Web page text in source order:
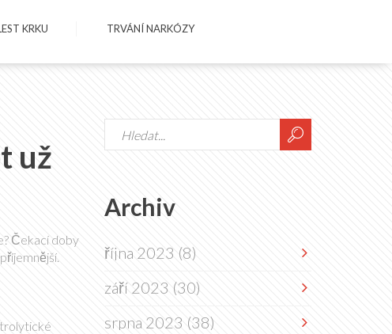
KRKU TRVÁNÍ NARKÓZY
už
Čekací doby
Archiv
října 2023 (8)
září 2023 (30)
srpna 2023 (38)